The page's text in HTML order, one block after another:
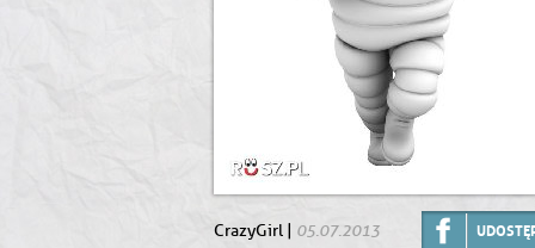
CrazyGirl | 05.07.2013